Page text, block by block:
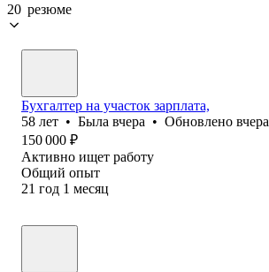
20 резюме
Бухгалтер на участок зарплата,
58 лет • Была вчера • Обновлено вчера
150 000 ₽
Активно ищет работу
Общий опыт
21 год 1 месяц